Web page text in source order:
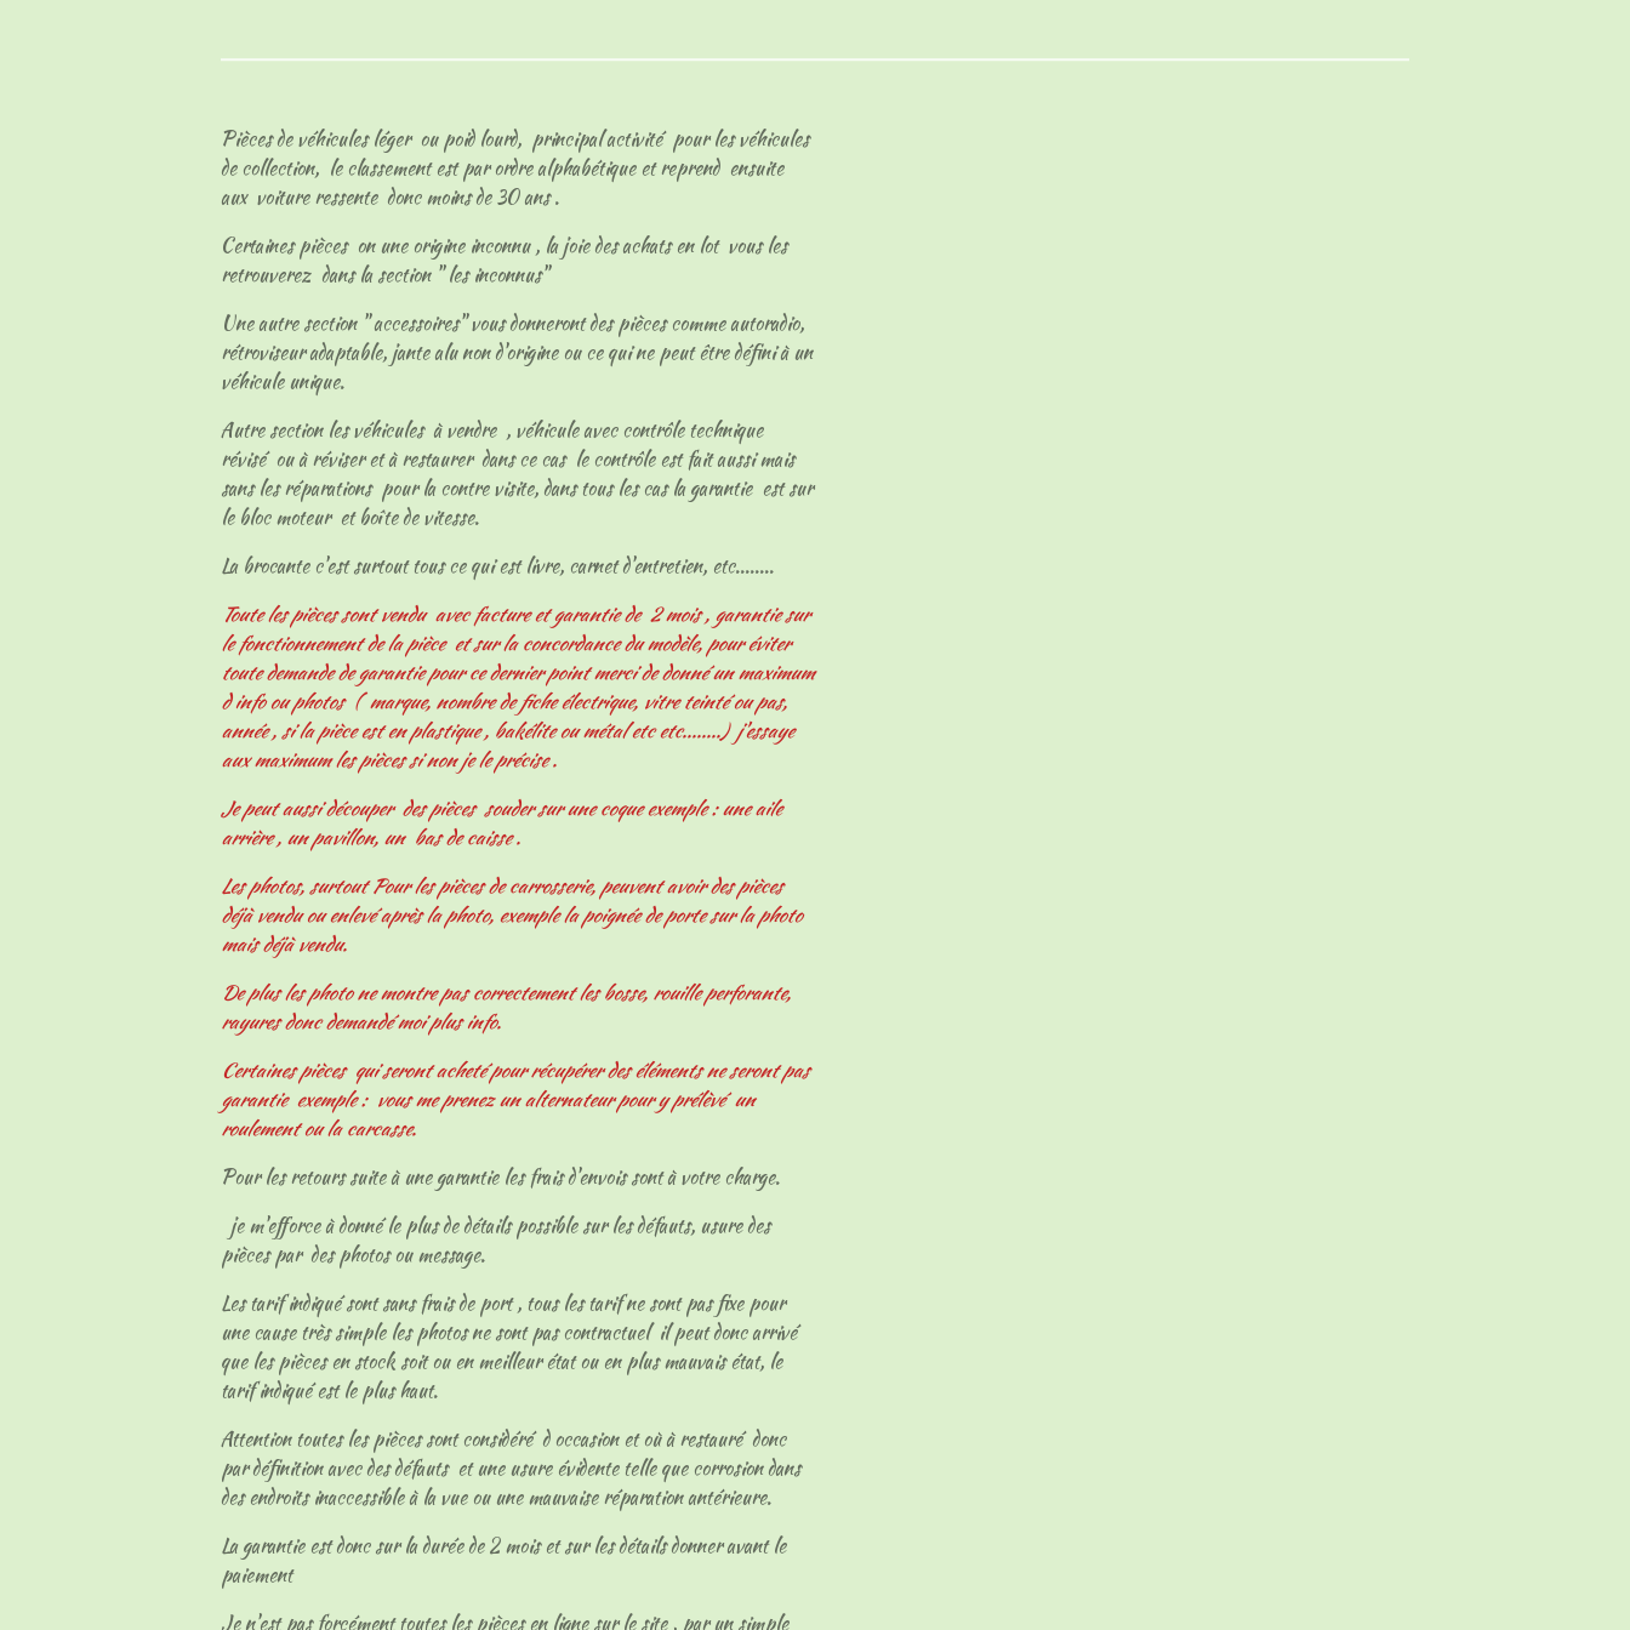
Pièces de véhicules léger ou poid lourd, principal activité pour les véhicules
de collection, le classement est par ordre alphabétique et reprend ensuite
aux voiture ressente donc moins de 30 ans .
Certaines pièces on une origine inconnu , la joie des achats en lot vous les
retrouverez dans la section " les inconnus"
Une autre section " accessoires" vous donneront des pièces comme autoradio,
rétroviseur adaptable, jante alu non d'origine ou ce qui ne peut être défini à un
véhicule unique.
Autre section les véhicules à vendre , véhicule avec contrôle technique
révisé ou à réviser et à restaurer dans ce cas le contrôle est fait aussi mais
sans les réparations pour la contre visite, dans tous les cas la garantie est sur
le bloc moteur et boîte de vitesse.
La brocante c'est surtout tous ce qui est livre, carnet d'entretien, etc........
Toute les pièces sont vendu avec facture et garantie de 2 mois , garantie sur
le fonctionnement de la pièce et sur la concordance du modèle, pour éviter
toute demande de garantie pour ce dernier point merci de donné un maximum
d info ou photos ( marque, nombre de fiche électrique, vitre teinté ou pas,
année , si la pièce est en plastique , bakélite ou métal etc etc........) j'essaye
aux maximum les pièces si non je le précise .
Je peut aussi découper des pièces souder sur une coque exemple : une aile
arrière , un pavillon, un bas de caisse .
Les photos, surtout Pour les pièces de carrosserie, peuvent avoir des pièces
déjà vendu ou enlevé après la photo, exemple la poignée de porte sur la photo
mais déjà vendu.
De plus les photo ne montre pas correctement les bosse, rouille perforante,
rayures donc demandé moi plus info.
Certaines pièces qui seront acheté pour récupérer des éléments ne seront pas
garantie exemple : vous me prenez un alternateur pour y prélèvé un
roulement ou la carcasse.
Pour les retours suite à une garantie les frais d'envois sont à votre charge.
je m'efforce à donné le plus de détails possible sur les défauts, usure des
pièces par des photos ou message.
Les tarif indiqué sont sans frais de port , tous les tarif ne sont pas fixe pour
une cause très simple les photos ne sont pas contractuel il peut donc arrivé
que les pièces en stock soit ou en meilleur état ou en plus mauvais état, le
tarif indiqué est le plus haut.
Attention toutes les pièces sont considéré d occasion et où à restauré donc
par définition avec des défauts et une usure évidente telle que corrosion dans
des endroits inaccessible à la vue ou une mauvaise réparation antérieure.
La garantie est donc sur la durée de 2 mois et sur les détails donner avant le
paiement
Je n'est pas forcément toutes les pièces en ligne sur le site , par un simple